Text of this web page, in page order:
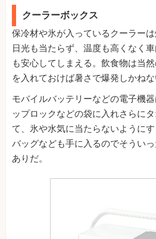
クーラーボックス
保冷材や氷が入っているクーラー
日光も当たらず、温度も高くなく
も安心してしまえる。飲食物は当
を入れておけば暑さで爆発しかねな
モバイルバッテリーなどの電子機
ップロックなどの袋に入れさらに
て、氷や水気に当たらないように
バッグなども手に入るのでそうい
ありだ。